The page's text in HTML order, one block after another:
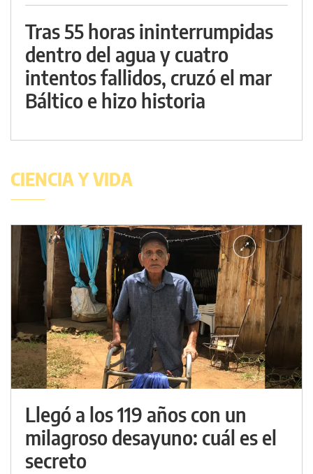
Tras 55 horas ininterrumpidas
dentro del agua y cuatro
intentos fallidos, cruzó el mar
Báltico e hizo historia
CIENCIA Y VIDA
Llegó a los 119 años con un
milagroso desayuno: cuál es el
secreto